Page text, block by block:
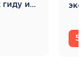
гиду и…
5